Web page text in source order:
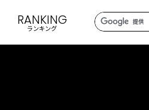
RANKING
ランキング